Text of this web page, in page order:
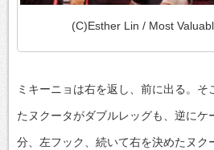
(C)Esther Lin / Most
ミキーニョは右を返し、前に出る。
たヌクータがダブルレッグも、逆にケ
分、左フック、続いて右を決めたヌク